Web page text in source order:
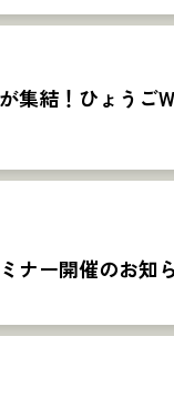
集結！ひょうご
ナー開催のお知